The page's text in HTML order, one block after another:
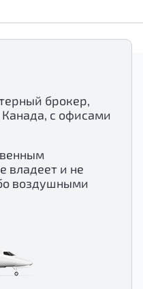
брокер,
с офисами
владеет и не
воздушными